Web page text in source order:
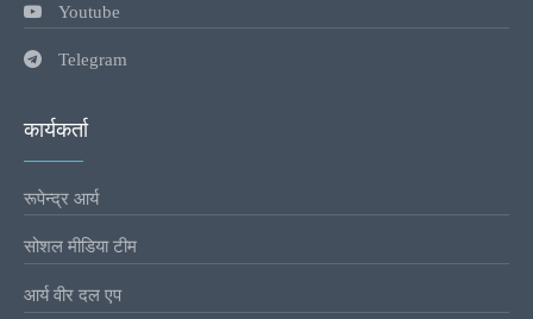
Youtube
Telegram
कार्यकर्ता
रूपेन्द्र आर्य
सोशल मीडिया टीम
आर्य वीर दल एप